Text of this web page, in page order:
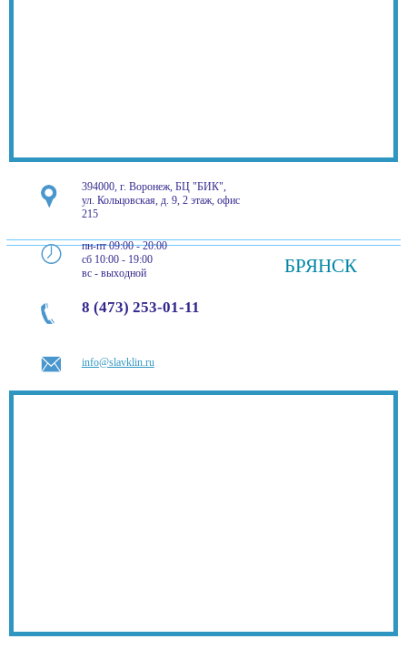
394000, г. Воронеж, БЦ "БИК",
ул. Кольцовская, д. 9, 2 этаж, офис
215
пн-пт 09:00 - 20:00
сб 10:00 - 19:00
вс - выходной
8 (473) 253-01-11
info@slavklin.ru
БРЯНСК